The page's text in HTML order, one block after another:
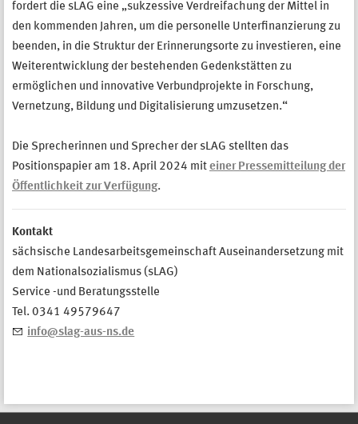
fordert die sLAG eine „sukzessive Verdreifachung der Mittel in
den kommenden Jahren, um die personelle Unterfinanzierung zu
beenden, in die Struktur der Erinnerungsorte zu investieren, eine
Weiterentwicklung der bestehenden Gedenkstätten zu
ermöglichen und innovative Verbundprojekte in Forschung,
Vernetzung, Bildung und Digitalisierung umzusetzen.“
Die Sprecherinnen und Sprecher der sLAG stellten das
Positionspapier am 18. April 2024 mit einer Pressemitteilung der
Öffentlichkeit zur Verfügung.
Kontakt
sächsische Landesarbeitsgemeinschaft Auseinandersetzung mit
dem Nationalsozialismus (sLAG)
Service -und Beratungsstelle
Tel. 0341 49579647
​info@slag-aus-ns.de